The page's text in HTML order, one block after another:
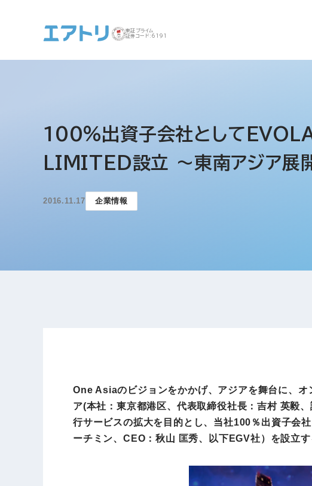
東証プライム
証券コード:6191
ポータ
約束/
IRライ
IRお問
ップ
スポン
100％出資子会社として
LIMITED設立 ～東南アジア展
2016.11.17 企業情報
One Asiaのビジョンをかかげ、アジアを舞台に、
ア(本社：東京都港区、代表取締役社長：吉村 英毅
行サービスの拡大を目的とし、当社100％出資子
ーチミン、CEO：秋山 匡秀、以下EGV社）を設立